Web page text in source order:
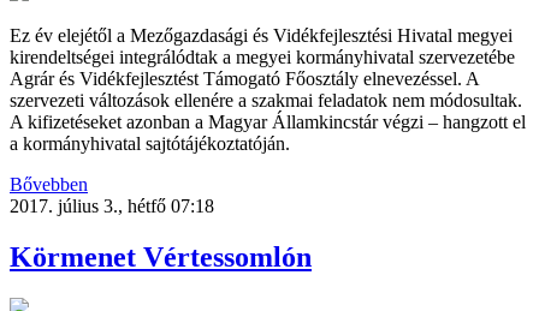
Ez év elejétől a Mezőgazdasági és Vidékfejlesztési Hivatal megyei
kirendeltségei integrálódtak a megyei kormányhivatal szervezetébe
Agrár és Vidékfejlesztést Támogató Főosztály elnevezéssel. A
szervezeti változások ellenére a szakmai feladatok nem módosultak.
A kifizetéseket azonban a Magyar Államkincstár végzi – hangzott el
a kormányhivatal sajtótájékoztatóján.
Bővebben
2017. július 3., hétfő 07:18
Körmenet Vértessomlón